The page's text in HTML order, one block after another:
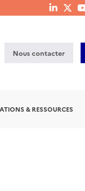
menu
Nous contacter
& RESSOURCES